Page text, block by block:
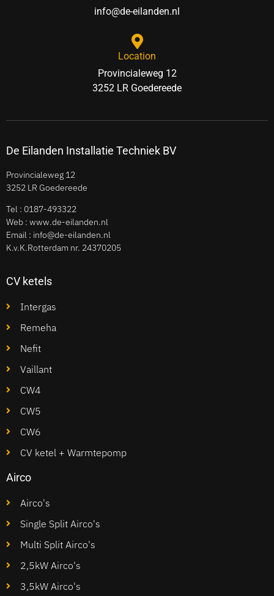
info@de-eilanden.nl
Location
Provincialeweg 12
3252 LR Goedereede
De Eilanden Installatie Techniek BV
Provincialeweg 12
3252 LR Goedereede
Tel : 0187-493322
Web : www.de-eilanden.nl
Email : info@de-eilanden.nl
K.v.K.Rotterdam nr. 24370205
CV ketels
Intergas
Remeha
Nefit
Vaillant
CW4
CW5
CW6
CV ketel + Warmtepomp
Airco
Airco's
Single Split Airco's
Multi Split Airco's
2,5kW Airco's
3,5kW Airco's